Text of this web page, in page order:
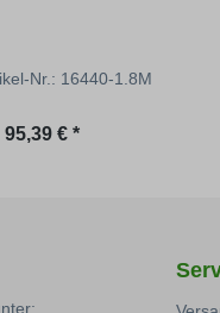
Nr.: 16440-1.8M
Preis:
95,39 € *